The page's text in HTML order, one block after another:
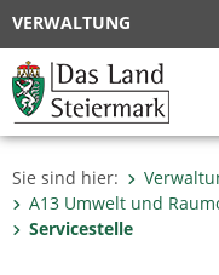
VERWALTUNG
Sie sind hier:
A13 Umwelt und
Servicestelle